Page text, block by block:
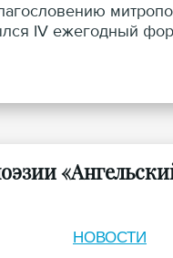
IV ежегодный
НОВОСТИ